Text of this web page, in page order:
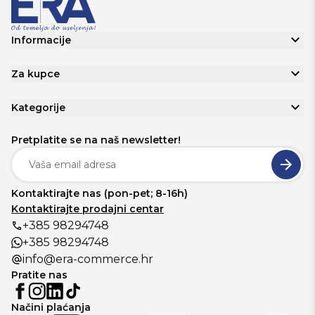
Informacije
Za kupce
Kategorije
Pretplatite se na naš newsletter!
Kontaktirajte nas (pon-pet; 8-16h)
Kontaktirajte prodajni centar
+385 98294748
+385 98294748
info@era-commerce.hr
Pratite nas
Načini plaćanja